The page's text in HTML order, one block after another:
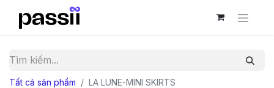
Tất cả sản phẩm LA LUNE-MINI SKIRTS